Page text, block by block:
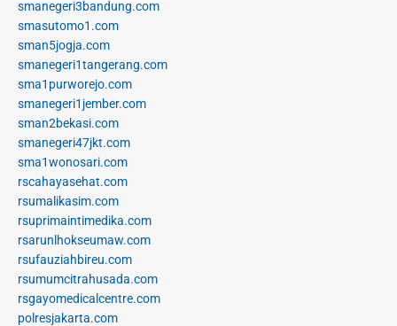
smanegeri3bandung.com
smasutomo1.com
sman5jogja.com
smanegeri1tangerang.com
sma1purworejo.com
smanegeri1jember.com
sman2bekasi.com
smanegeri47jkt.com
sma1wonosari.com
rscahayasehat.com
rsumalikasim.com
rsuprimaintimedika.com
rsarunlhokseumaw.com
rsufauziahbireu.com
rsumumcitrahusada.com
rsgayomedicalcentre.com
polresjakarta.com